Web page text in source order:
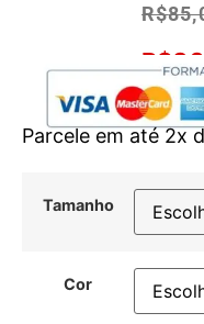
R$
R$
Parcele em até 2x
Tamanho
Cor